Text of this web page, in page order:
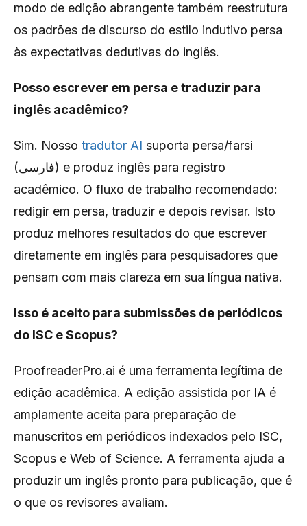
modo de edição abrangente também reestrutura
os padrões de discurso do estilo indutivo persa
às expectativas dedutivas do inglês.
Posso escrever em persa e traduzir para
inglês acadêmico?
Sim. Nosso tradutor AI suporta persa/farsi
(فارسی) e produz inglês para registro
acadêmico. O fluxo de trabalho recomendado:
redigir em persa, traduzir e depois revisar. Isto
produz melhores resultados do que escrever
diretamente em inglês para pesquisadores que
pensam com mais clareza em sua língua nativa.
Isso é aceito para submissões de periódicos
do ISC e Scopus?
ProofreaderPro.ai é uma ferramenta legítima de
edição acadêmica. A edição assistida por IA é
amplamente aceita para preparação de
manuscritos em periódicos indexados pelo ISC,
Scopus e Web of Science. A ferramenta ajuda a
produzir um inglês pronto para publicação, que é
o que os revisores avaliam.